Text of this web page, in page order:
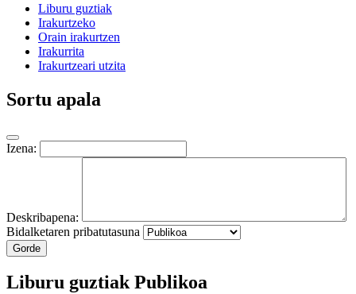
Liburu guztiak
Irakurtzeko
Orain irakurtzen
Irakurrita
Irakurtzeari utzita
Sortu apala
Izena:
Deskribapena:
Bidalketaren pribatutasuna
Gorde
Liburu guztiakPublikoa